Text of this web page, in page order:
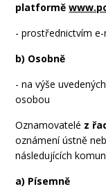
platformě
- prostřednictvím
b) Osobně
- na výše
osobou
Oznamovatelé z
oznámení ústně
následujících
a) Písemně